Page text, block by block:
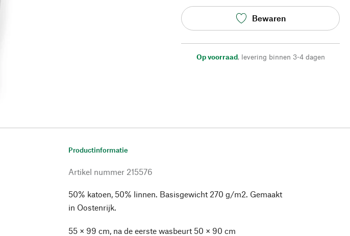
Bewaren
Op voorraad, levering binnen 3-4 dagen
Productinformatie
Artikel nummer 215576
50% katoen, 50% linnen. Basisgewicht 270 g/m2. Gemaakt
in Oostenrijk.
55 × 99 cm, na de eerste wasbeurt 50 × 90 cm